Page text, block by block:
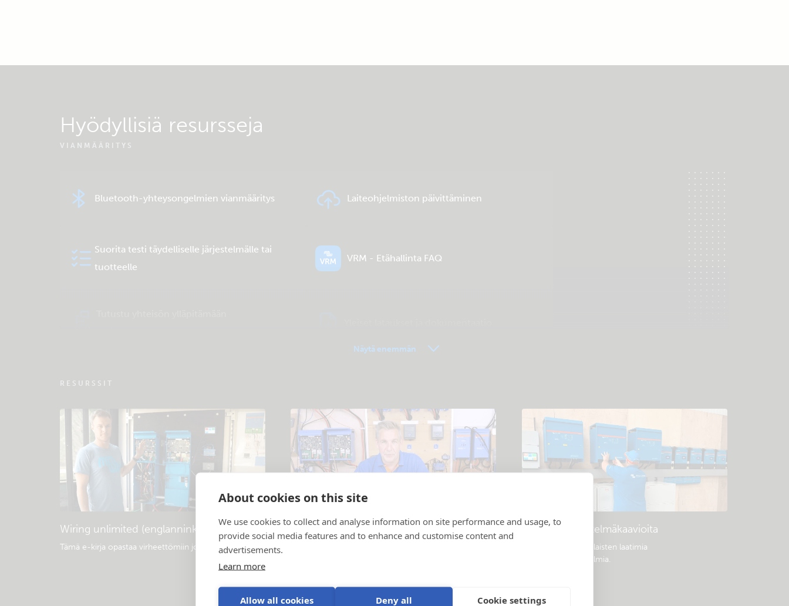
About cookies on this site
We use cookies to collect and analyse information on site performance and usage, to
provide social media features and to enhance and customise content and
advertisements.
Learn more
Allow all cookies Deny all Cookie settings
Hyödyllisiä resursseja
VIANMÄÄRITYS
Bluetooth-yhteysongelmien vianmääritys Laiteohjelmiston päivittäminen
Suorita testi täydelliselle järjestelmälle tai
tuotteelle
VRM - Etähallinta FAQ
Näytä enemmän
RESURSSIT
Wiring unlimited (englanninkielinen)
Tämä e-kirja opastaa virheettömiin johtokytkentöihin.
Opastevideot Esimerkkijärjestelmäkaavioita
Suosittuja, ammattilaisten laatimia
järjestelmäsuunnitelmia.